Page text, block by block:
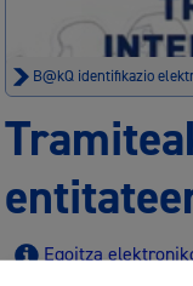
B@kQ identifikazio
Egoitza